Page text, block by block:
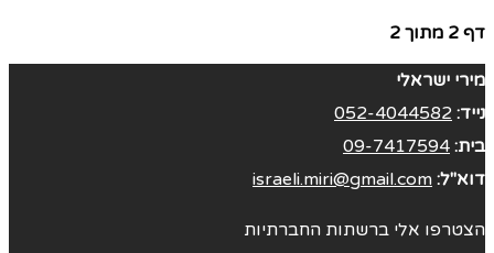
דף 2 מתוך 2
מירי ישראלי
נייד: 052-4044582
בית: 09-7417594
דוא"ל: israeli.miri@gmail.com
הצטרפו אלי ברשתות החברתיות